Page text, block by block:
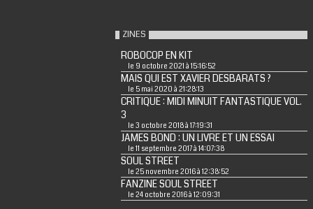
ZINES
ROBOCOP EN KIT
le 9 octobre 2021 à 15:16:52
MAIS QUI EST XAVIER DESBARATS ?
le 5 mai 2020 à 21:28:13
CRITIQUE : MIDI MINUIT FANTASTIQUE VOL.
3
le 3 octobre 2018 à 17:19:31
JAMES BOND : UN LIVRE ET UN ESSAI
le 11 septembre 2017 à 14:07:38
SOUL STREET
le 25 novembre 2016 à 12:38:52
FANZINE SOUL STREET
le 24 octobre 2016 à 12:09:31